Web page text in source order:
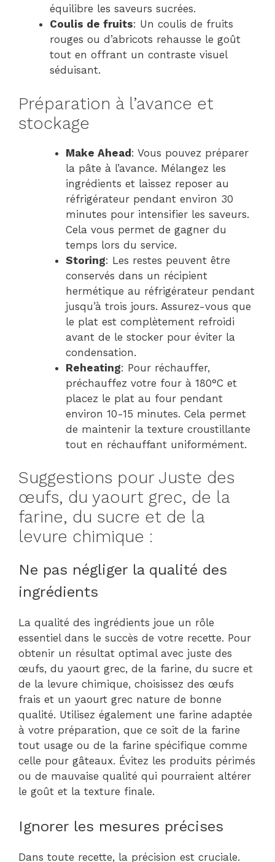
équilibre les saveurs sucrées.
Coulis de fruits: Un coulis de fruits
rouges ou d’abricots rehausse le goût
tout en offrant un contraste visuel
séduisant.
Préparation à l’avance et
stockage
Make Ahead: Vous pouvez préparer
la pâte à l’avance. Mélangez les
ingrédients et laissez reposer au
réfrigérateur pendant environ 30
minutes pour intensifier les saveurs.
Cela vous permet de gagner du
temps lors du service.
Storing: Les restes peuvent être
conservés dans un récipient
hermétique au réfrigérateur pendant
jusqu’à trois jours. Assurez-vous que
le plat est complètement refroidi
avant de le stocker pour éviter la
condensation.
Reheating: Pour réchauffer,
préchauffez votre four à 180°C et
placez le plat au four pendant
environ 10-15 minutes. Cela permet
de maintenir la texture croustillante
tout en réchauffant uniformément.
Suggestions pour Juste des
œufs, du yaourt grec, de la
farine, du sucre et de la
levure chimique :
Ne pas négliger la qualité des
ingrédients
La qualité des ingrédients joue un rôle
essentiel dans le succès de votre recette. Pour
obtenir un résultat optimal avec juste des
œufs, du yaourt grec, de la farine, du sucre et
de la levure chimique, choisissez des œufs
frais et un yaourt grec nature de bonne
qualité. Utilisez également une farine adaptée
à votre préparation, que ce soit de la farine
tout usage ou de la farine spécifique comme
celle pour gâteaux. Évitez les produits périmés
ou de mauvaise qualité qui pourraient altérer
le goût et la texture finale.
Ignorer les mesures précises
Dans toute recette, la précision est cruciale.